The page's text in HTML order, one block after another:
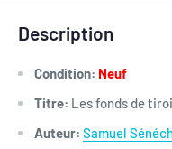
Description
Condition: Neuf
Titre: Les fonds de
Auteur: Samuel